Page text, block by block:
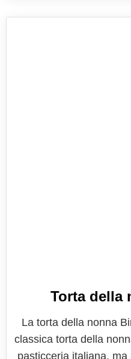
Torta della
La torta della nonna
classica torta della
pasticceria italiana,